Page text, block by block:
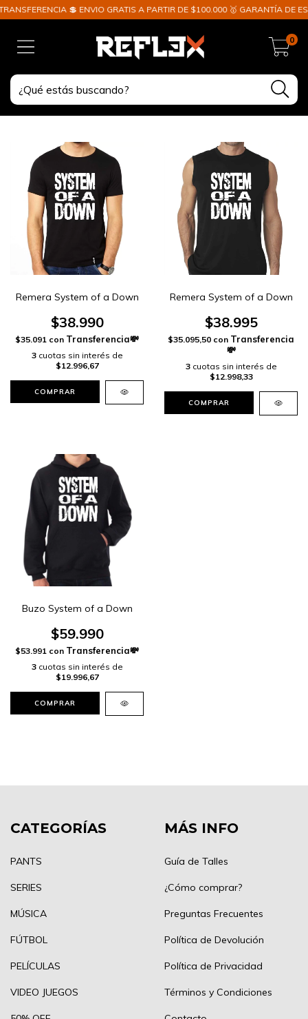
💲 ENVIO GRATIS A PARTIR DE $100.000 🥇 GARANTÍA DE
0
Remera System of a Down
$38.990
$35.091 con
3 cuotas sin interés de
$12.996,67
COMPRAR
Remera System of a Down
$38.995
$35.095,50 con
3 cuotas sin interés de
$12.998,33
COMPRAR
Buzo System of a Down
$59.990
$53.991 con
3 cuotas sin interés de
$19.996,67
COMPRAR
CATEGORÍAS
PANTS
SERIES
MÚSICA
FÚTBOL
PELÍCULAS
VIDEO JUEGOS
MÁS INFO
Guía de Talles
¿Cómo comprar?
Preguntas Frecuentes
Política de Devolución
Política de Privacidad
Términos y Condiciones